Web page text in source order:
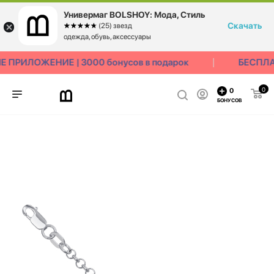
| 3000 бонусов в подарок
0
0
БОНУСОВ
Универмаг BOLSHOY: Мода, Стиль
☆☆☆☆☆
★★★★★ (25) звезд
одежда, обувь, аксессуары
Скачать